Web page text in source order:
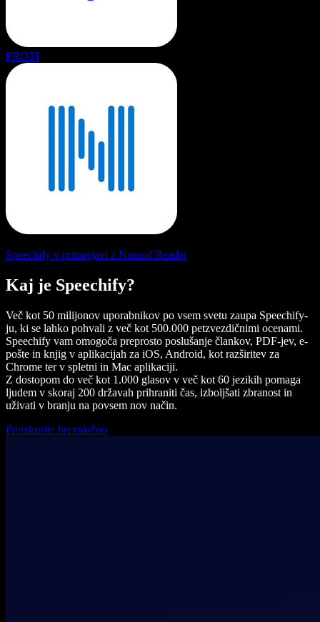
PROTI
Speechify v primerjavi z Natural Reader
Kaj je Speechify?
Več kot 50 milijonov uporabnikov po vsem svetu zaupa Speechify-
ju, ki se lahko pohvali z več kot 500.000 petzvezdičnimi ocenami.
Speechify vam omogoča preprosto poslušanje člankov, PDF-jev, e-
pošte in knjig v aplikacijah za iOS, Android, kot razširitev za
Chrome ter v spletni in Mac aplikaciji.
Z dostopom do več kot 1.000 glasov v več kot 60 jezikih pomaga
ljudem v skoraj 200 državah prihraniti čas, izboljšati zbranost in
uživati v branju na povsem nov način.
Preizkusite brezplačno